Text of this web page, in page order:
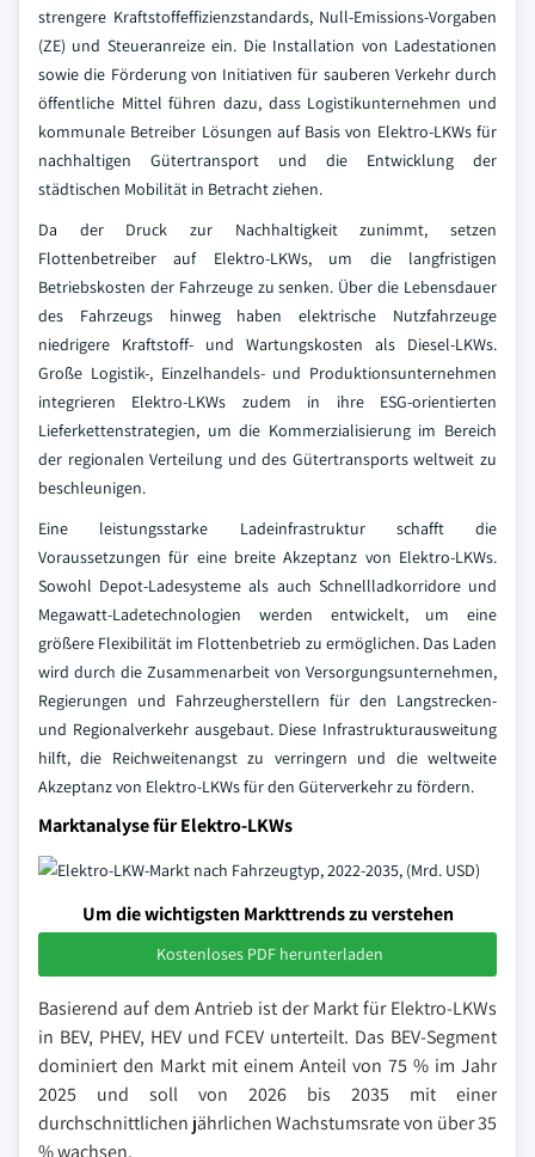
strengere Kraftstoffeffizienzstandards, Null-Emissions-Vorgaben
(ZE) und Steueranreize ein. Die Installation von Ladestationen
sowie die Förderung von Initiativen für sauberen Verkehr durch
öffentliche Mittel führen dazu, dass Logistikunternehmen und
kommunale Betreiber Lösungen auf Basis von Elektro-LKWs für
nachhaltigen Gütertransport und die Entwicklung der
städtischen Mobilität in Betracht ziehen.
Da der Druck zur Nachhaltigkeit zunimmt, setzen
Flottenbetreiber auf Elektro-LKWs, um die langfristigen
Betriebskosten der Fahrzeuge zu senken. Über die Lebensdauer
des Fahrzeugs hinweg haben elektrische Nutzfahrzeuge
niedrigere Kraftstoff- und Wartungskosten als Diesel-LKWs.
Große Logistik-, Einzelhandels- und Produktionsunternehmen
integrieren Elektro-LKWs zudem in ihre ESG-orientierten
Lieferkettenstrategien, um die Kommerzialisierung im Bereich
der regionalen Verteilung und des Gütertransports weltweit zu
beschleunigen.
Eine leistungsstarke Ladeinfrastruktur schafft die
Voraussetzungen für eine breite Akzeptanz von Elektro-LKWs.
Sowohl Depot-Ladesysteme als auch Schnellladkorridore und
Megawatt-Ladetechnologien werden entwickelt, um eine
größere Flexibilität im Flottenbetrieb zu ermöglichen. Das Laden
wird durch die Zusammenarbeit von Versorgungsunternehmen,
Regierungen und Fahrzeugherstellern für den Langstrecken-
und Regionalverkehr ausgebaut. Diese Infrastrukturausweitung
hilft, die Reichweitenangst zu verringern und die weltweite
Akzeptanz von Elektro-LKWs für den Güterverkehr zu fördern.
Marktanalyse für Elektro-LKWs
Um die wichtigsten Markttrends zu verstehen
Kostenloses PDF herunterladen
Basierend auf dem Antrieb ist der Markt für Elektro-LKWs
in BEV, PHEV, HEV und FCEV unterteilt. Das BEV-Segment
dominiert den Markt mit einem Anteil von 75 % im Jahr
2025 und soll von 2026 bis 2035 mit einer
durchschnittlichen jährlichen Wachstumsrate von über 35
% wachsen.